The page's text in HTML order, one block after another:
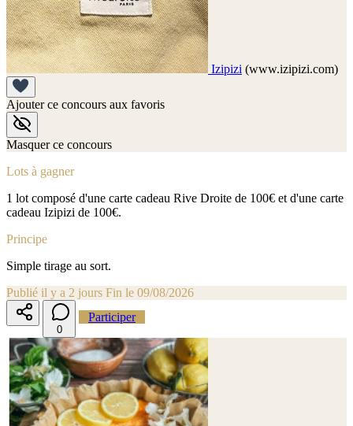
Izipizi (www.izipizi.com)
Ajouter ce concours aux favoris
Masquer ce concours
Lots à gagner
1 lot composé d'une carte cadeau Rive Droite de 100€ et d'une carte
cadeau Izipizi de 100€.
Principe
Simple tirage au sort.
Publié il y a 2 jours Fin le 09/08/2026
0
Participer